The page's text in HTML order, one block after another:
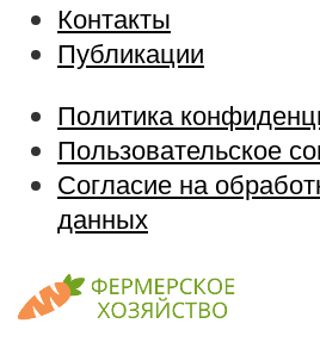
Контакты
Публикации
Политика
Пользовательское
Согласие на
данных